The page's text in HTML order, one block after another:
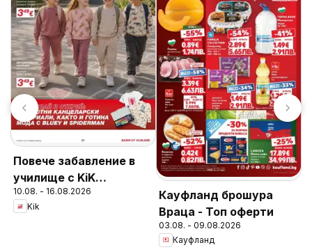
Повече забавление в
училище с KiK
предложения
10.08. - 16.08.2026
Kik
Кауфланд брошура
Враца - Топ оферти
03.08. - 09.08.2026
Кауфланд